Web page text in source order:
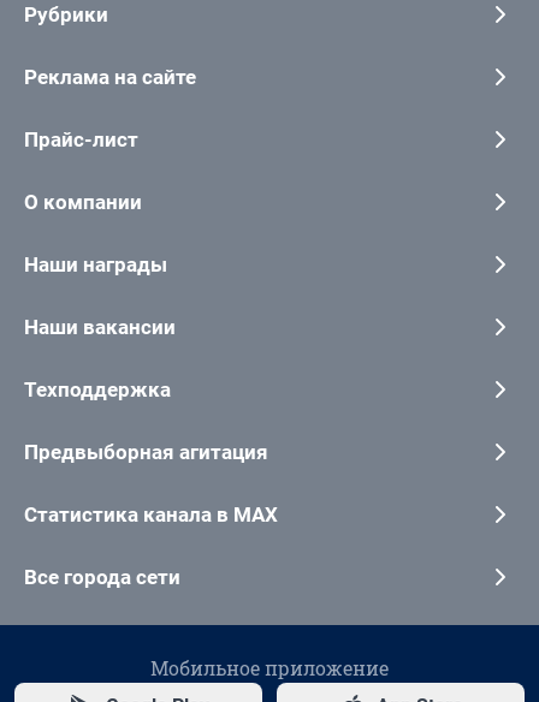
Рубрики
Реклама на сайте
Прайс-лист
О компании
Наши награды
Наши вакансии
Техподдержка
Предвыборная агитация
Статистика канала в MAX
Все города сети
Мобильное приложение